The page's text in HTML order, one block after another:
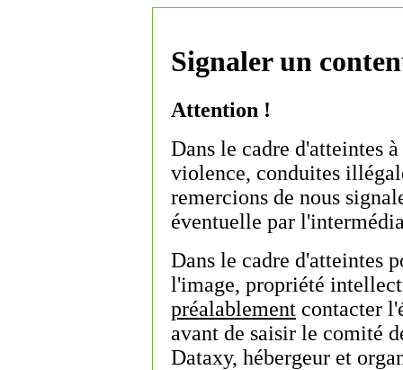
Signaler un
Attention !
Dans le cadre d'atteintes
violence, conduites
remercions de nous
éventuelle par
Dans le cadre d'atteintes
l'image, propriété
préalablement contacter
avant de saisir le comité
Dataxy, hébergeur et